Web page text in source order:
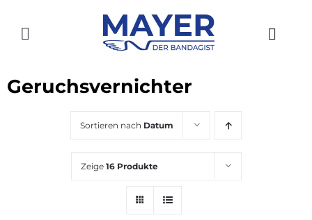
Inhalt
Toggle
Geruchsvernichter
Sortieren nach Datum
Zeige 16 Produkte